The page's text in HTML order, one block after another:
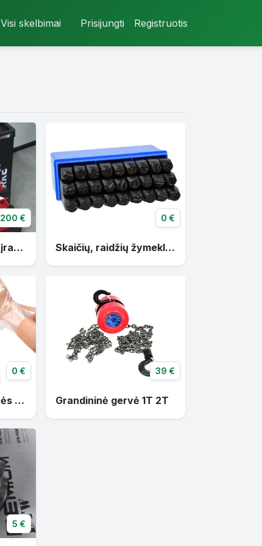
Visi skelbimai Prisijungti Registruotis
200 €
7 Stalčių vežimėliai įrankiams
0 €
Skaičių, raidžių žymekliai, išmušėjai
0 €
Vienkartinės nitrilinės pirštinės, odinės pirštinės
39 €
Grandininė gervė 1T 2T
5 €